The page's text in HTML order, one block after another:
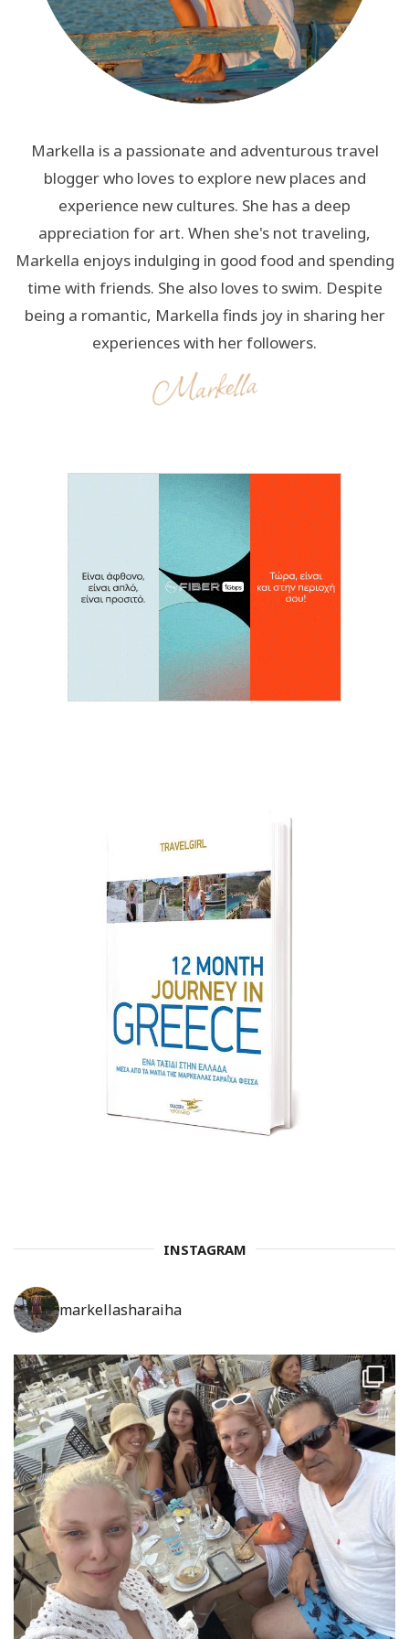
Markella is a passionate and adventurous travel
blogger who loves to explore new places and
experience new cultures. She has a deep
appreciation for art. When she's not traveling,
Markella enjoys indulging in good food and spending
time with friends. She also loves to swim. Despite
being a romantic, Markella finds joy in sharing her
experiences with her followers.
INSTAGRAM
markellasharaiha